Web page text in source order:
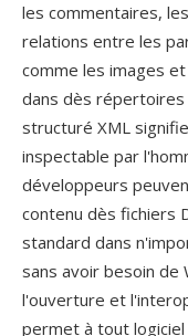
les commentaires,
relations entre les
comme les images
dans dès répertoires
structuré XML
inspectable par
développeurs
contenu dès fichiers
standard dans
sans avoir besoin de
l'ouverture et
permet à tout